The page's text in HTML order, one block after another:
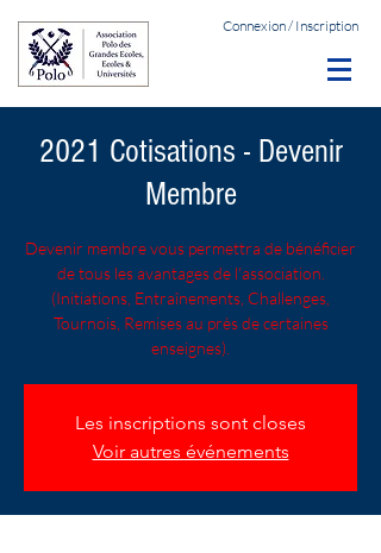
Connexion / Inscription
2021 Cotisations - Devenir
Membre
Devenir membre vous permettra de bénéficier
de tous les avantages de l'association.
(Initiations, Entraînements, Challenges,
Tournois, Remises au près de certaines
enseignes).
Les inscriptions sont closes
Voir autres événements